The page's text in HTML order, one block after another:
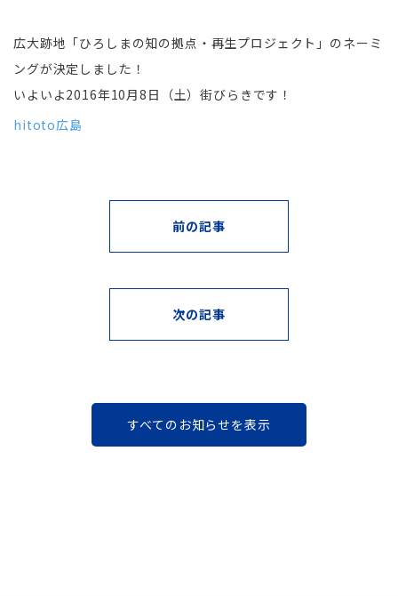
広大跡地「ひろしまの知の拠点・再生プロジェクト」のネーミ
ングが決定しました！
いよいよ2016年10月8日（土）街びらきです！
hitoto広島
前の記事
次の記事
すべてのお知らせを表示